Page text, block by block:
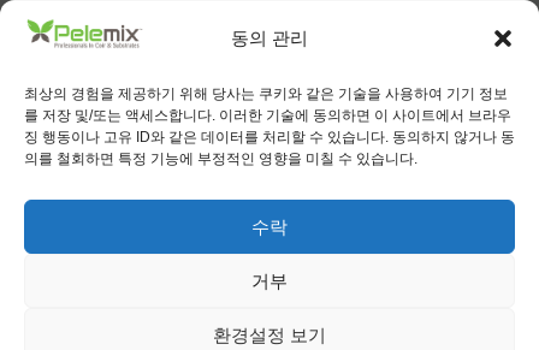
동의 관리
최상의 경험을 제공하기 위해 당사는 쿠키와 같은 기술을 사용하여 기기 정보
를 저장 및/또는 액세스합니다. 이러한 기술에 동의하면 이 사이트에서 브라우
징 행동이나 고유 ID와 같은 데이터를 처리할 수 있습니다. 동의하지 않거나 동
의를 철회하면 특정 기능에 부정적인 영향을 미칠 수 있습니다.
수락
거부
환경설정 보기
Info-Coco@pelemix.com
메시지 보내기